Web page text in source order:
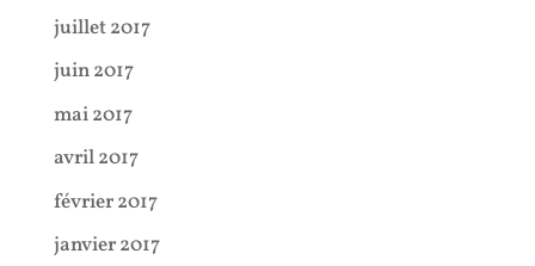
juillet 2017
juin 2017
mai 2017
avril 2017
février 2017
janvier 2017